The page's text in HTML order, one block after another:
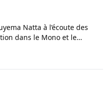
Natta à l’écoute des
dans le Mono et le